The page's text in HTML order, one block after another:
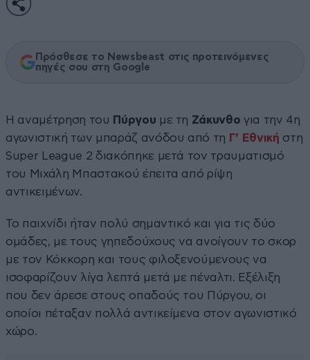
Πρόσθεσε το Newsbeast στις προτεινόμενες
πηγές σου στη Google
Η αναμέτρηση του Πύργου με τη Ζάκυνθογια την 4η
αγωνιστική των μπαράζ ανόδου από τη Γ’ Εθνική στη
Super League 2 διακόπηκε μετά τον τραυματισμό
του Μιχάλη Μπαστακού έπειτα από ρίψη
αντικειμένων.
Το παιχνίδι ήταν πολύ σημαντικό και για τις δύο
ομάδες, με τους γηπεδούχους να ανοίγουν το σκορ
με τον Κόκκορη και τους φιλοξενούμενους να
ισοφαρίζουν λίγα λεπτά μετά με πέναλτι. Εξέλιξη
που δεν άρεσε στους οπαδούς του Πύργου, οι
οποίοι πέταξαν πολλά αντικείμενα στον αγωνιστικό
χώρο.